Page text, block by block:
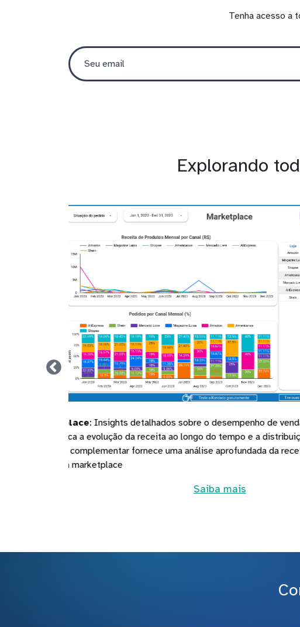
Tenha acesso a
Explorando
Página vendas:Detalhamento
como quantidade vendida,
cada produto